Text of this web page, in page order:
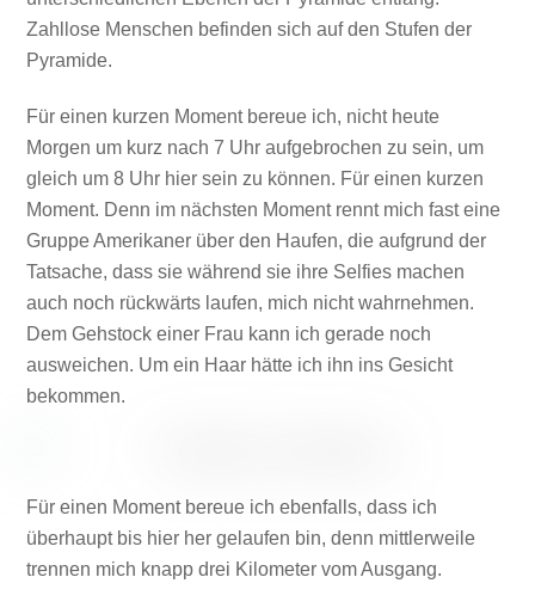
Zahllose Menschen befinden sich auf den Stufen der
Pyramide.
Für einen kurzen Moment bereue ich, nicht heute
Morgen um kurz nach 7 Uhr aufgebrochen zu sein, um
gleich um 8 Uhr hier sein zu können. Für einen kurzen
Moment. Denn im nächsten Moment rennt mich fast eine
Gruppe Amerikaner über den Haufen, die aufgrund der
Tatsache, dass sie während sie ihre Selfies machen
auch noch rückwärts laufen, mich nicht wahrnehmen.
Dem Gehstock einer Frau kann ich gerade noch
ausweichen. Um ein Haar hätte ich ihn ins Gesicht
bekommen.
Für einen Moment bereue ich ebenfalls, dass ich
überhaupt bis hier her gelaufen bin, denn mittlerweile
trennen mich knapp drei Kilometer vom Ausgang.